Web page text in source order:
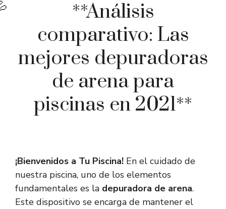
**Análisis
comparativo: Las
mejores depuradoras
de arena para
piscinas en 2021**
¡Bienvenidos a Tu Piscina! En el cuidado de
nuestra piscina, uno de los elementos
fundamentales es la depuradora de arena.
Este dispositivo se encarga de mantener el